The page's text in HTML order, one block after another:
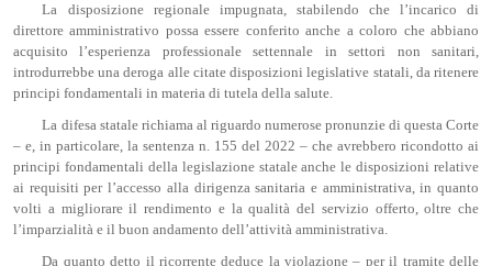
La disposizione regionale impugnata, stabilendo che l’incarico di
direttore amministrativo possa essere conferito anche a coloro che abbiano
acquisito l’esperienza professionale settennale in settori non sanitari,
introdurrebbe una deroga alle citate disposizioni legislative statali, da ritenere
principi fondamentali in materia di tutela della salute.
La difesa statale richiama al riguardo numerose pronunzie di questa Corte
– e, in particolare, la sentenza n. 155 del 2022 – che avrebbero ricondotto ai
principi fondamentali della legislazione statale anche le disposizioni relative
ai requisiti per l’accesso alla dirigenza sanitaria e amministrativa, in quanto
volti a migliorare il rendimento e la qualità del servizio offerto, oltre che
l’imparzialità e il buon andamento dell’attività amministrativa.
Da quanto detto il ricorrente deduce la violazione – per il tramite delle